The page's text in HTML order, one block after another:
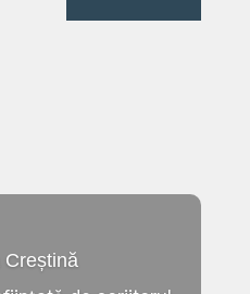
Creștină